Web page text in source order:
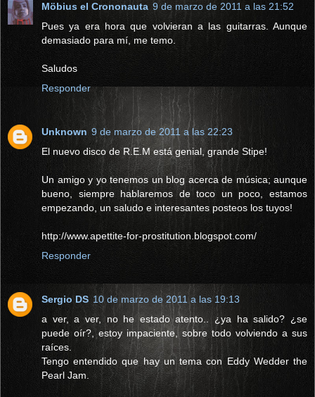
Möbius el Crononauta 9 de marzo de 2011 a las 21:52
Pues ya era hora que volvieran a las guitarras. Aunque
demasiado para mí, me temo.
Saludos
Responder
Unknown 9 de marzo de 2011 a las 22:23
El nuevo disco de R.E.M está genial, grande Stipe!
Un amigo y yo tenemos un blog acerca de música; aunque
bueno, siempre hablaremos de toco un poco, estamos
empezando, un saludo e interesantes posteos los tuyos!
http://www.apettite-for-prostitution.blogspot.com/
Responder
Sergio DS 10 de marzo de 2011 a las 19:13
a ver, a ver, no he estado atento.. ¿ya ha salido? ¿se
puede oír?, estoy impaciente, sobre todo volviendo a sus
raíces.
Tengo entendido que hay un tema con Eddy Wedder the
Pearl Jam.